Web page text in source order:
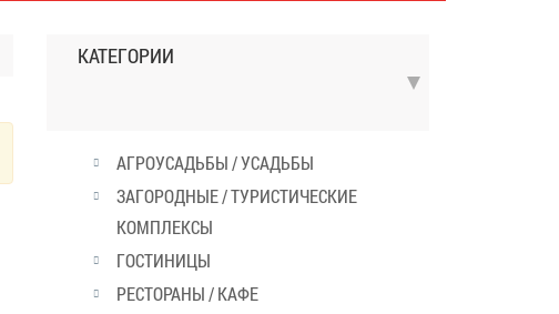
КАТЕГОРИИ
АГРОУСАДЬБЫ / УСАДЬБЫ
ЗАГОРОДНЫЕ / ТУРИСТИЧЕСКИЕ
КОМПЛЕКСЫ
ГОСТИНИЦЫ
РЕСТОРАНЫ / КАФЕ